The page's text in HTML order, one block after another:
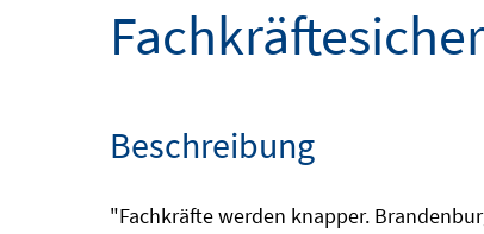
Beschreibung
"Fachkräfte werden knapper.